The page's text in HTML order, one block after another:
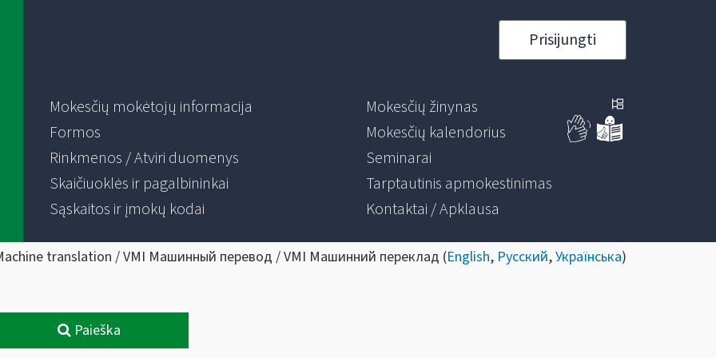
Prisijungti
Mokesčių mokėtojų informacija
Formos
Rinkmenos / Atviri duomenys
Skaičiuoklės ir pagalbininkai
Sąskaitos ir įmokų kodai
Mokesčių žinynas
Mokesčių kalendorius
Seminarai
Tarptautinis apmokestinimas
Kontaktai / Apklausa
translation / VMI Машинный перевод / VMI Машинний переклад (English, Русский,Українська)
Paieška